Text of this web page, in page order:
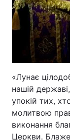
«Лунає
нашій
упокій тих,
молитвою
виконання
Церкви.